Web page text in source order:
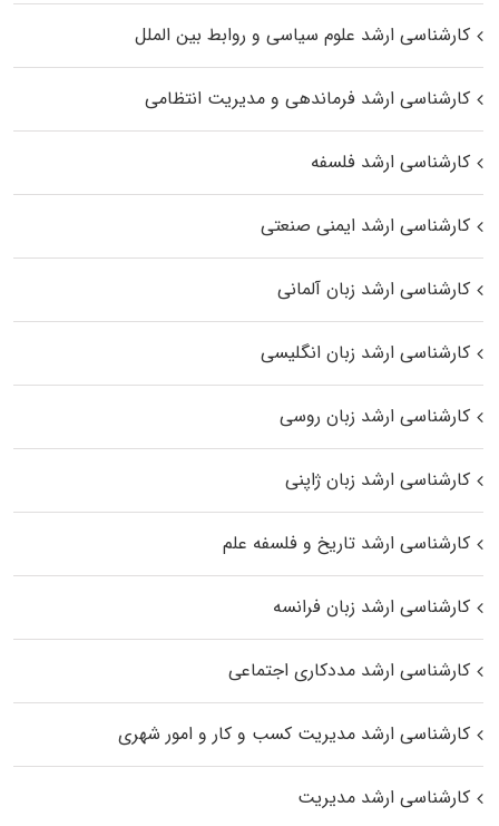
کارشناسی ارشد علوم سیاسی و روابط بین الملل
کارشناسی ارشد فرماندهی و مدیریت انتظامی
کارشناسی ارشد فلسفه
کارشناسی ارشد ایمنی صنعتی
کارشناسی ارشد زبان آلمانی
کارشناسی ارشد زبان انگلیسی
کارشناسی ارشد زبان روسی
کارشناسی ارشد زبان ژاپنی
کارشناسی ارشد تاریخ و فلسفه علم
کارشناسی ارشد زبان فرانسه
کارشناسی ارشد مددکاری اجتماعی
کارشناسی ارشد مدیریت کسب و کار و امور شهری
کارشناسی ارشد مدیریت